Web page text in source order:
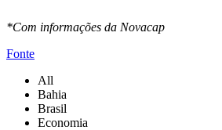
*Com informações da Novacap
Fonte
All
Bahia
Brasil
Economia